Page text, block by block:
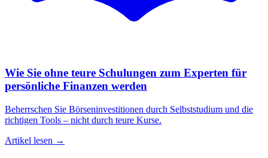
Wie Sie ohne teure Schulungen zum Experten für
persönliche Finanzen werden
Beherrschen Sie Börseninvestitionen durch Selbststudium und die
richtigen Tools – nicht durch teure Kurse.
Artikel lesen →